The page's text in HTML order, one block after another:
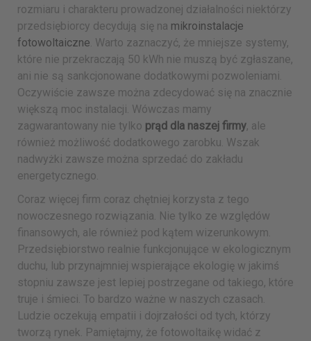
rozmiaru i charakteru prowadzonej działalności niektórzy
przedsiębiorcy decydują się na mikroinstalacje
fotowoltaiczne . Warto zaznaczyć, że mniejsze systemy,
które nie przekraczają 50 kWh nie muszą być zgłaszane,
ani nie są sankcjonowane dodatkowymi pozwoleniami.
Oczywiście zawsze można zdecydować się na znacznie
większą moc instalacji. Wówczas mamy
zagwarantowany nie tylko prąd dla naszej firmy, ale
również możliwość dodatkowego zarobku. Wszak
nadwyżki zawsze można sprzedać do zakładu
energetycznego.
Coraz więcej firm coraz chętniej korzysta z tego
nowoczesnego rozwiązania. Nie tylko ze względów
finansowych, ale również pod kątem wizerunkowym.
Przedsiębiorstwo realnie funkcjonujące w ekologicznym
duchu, lub przynajmniej wspierające ekologię w jakimś
stopniu zawsze jest lepiej postrzegane od takiego, które
truje i śmieci. To bardzo ważne w naszych czasach.
Ludzie oczekują empatii i dojrzałości od tych, którzy
tworzą rynek. Pamiętajmy, że fotowoltaikę widać z